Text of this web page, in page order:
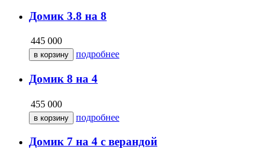
Домик 3.8 на 8
445 000
подробнее
Домик 8 на 4
455 000
подробнее
Домик 7 на 4 с верандой